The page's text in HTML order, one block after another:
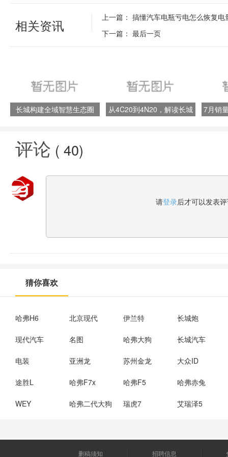
相关资讯 上一篇： 搞懂汽车电瓶亏电怎么恢复
下一篇： 最后一页
长城构建全域智慧生态圈
从4C20到4N20，解读长城
7月销
评论 ( 40)
请登录后才可以发表
猜你喜欢
哈弗H6 北京现代 伊兰特 长城炮
现代汽车 名图 哈弗大狗 长城汽车
电装 亚洲龙 苏州金龙 大众ID
途胜L 哈弗F7x 哈弗F5 哈弗赤兔
WEY 哈弗二代大狗 瑞虎7 艾瑞泽5
删稿须知 招聘信息